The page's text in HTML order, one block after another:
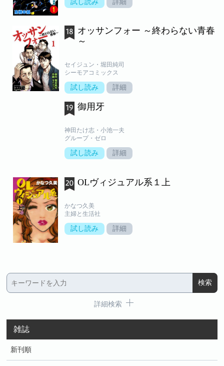
試し読み 詳細
オッサンフォー ～終わらない青春
～
セイジュン・堀田純司
シーモアコミックス
試し読み 詳細
御用牙
神田たけ志・小池一夫
グループ・ゼロ
試し読み 詳細
OLヴィジュアル系１上
かなつ久美
主婦と生活社
試し読み 詳細
詳細検索
雑誌
新刊順